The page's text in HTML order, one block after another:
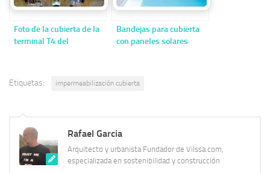
Foto de la cubierta de la
terminal T4 del
Bandejas para cubierta
con paneles solares
Etiquetas: impermeabilización cubierta
Rafael Garcia
Arquitecto y urbanista Fundador de Vilssa.com,
especializada en sostenibilidad y construcción